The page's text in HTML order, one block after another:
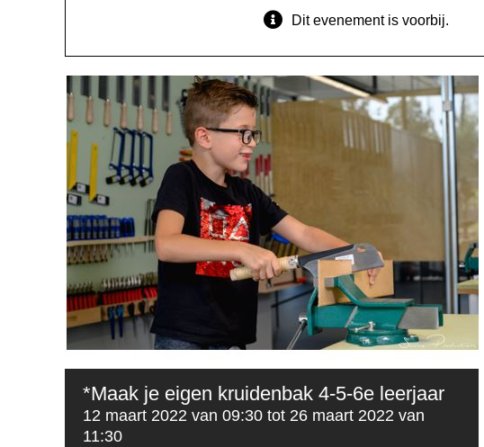
Dit evenement is voorbij.
*Maak je eigen kruidenbak 4-5-6e leerjaar
12 maart 2022 van 09:30 tot 26 maart 2022 van
11:30